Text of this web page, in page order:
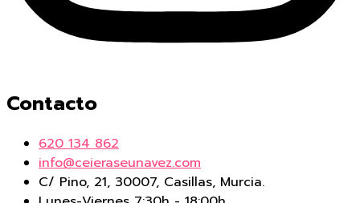
Contacto
620 134 862
info@ceieraseunavez.com
C/ Pino, 21, 30007, Casillas, Murcia.